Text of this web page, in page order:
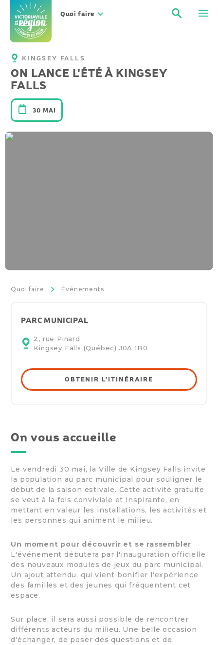
contenu
Quoi faire
KINGSEY FALLS
ON LANCE L'ÉTÉ À KINGSEY
FALLS
30 MAI
Quoi faire >
Événements
PARC MUNICIPAL
2, rue Pinard
Kingsey Falls (Québec) J0A 1B0
OBTENIR L'ITINÉRAIRE
On vous accueille
Le vendredi 30 mai, la Ville de Kingsey Falls invite
la population au parc municipal pour souligner le
début de la saison estivale. Cette activité gratuite
se veut à la fois conviviale et inspirante, en
mettant en valeur les installations, les activités et
les personnes qui animent le milieu.
Un moment pour découvrir et se rassembler
L'événement débutera par l'inauguration officielle
des nouveaux modules de jeux du parc municipal.
Un ajout attendu, qui vient bonifier l'expérience
des familles et des jeunes qui fréquentent cet
espace.
Sur place, il sera aussi possible de rencontrer
différents acteurs du milieu. Une belle occasion
d'échanger, de poser des questions et de